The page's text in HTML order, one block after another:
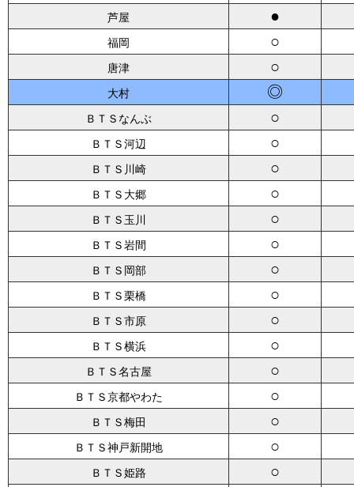
芦屋 ●
福岡 ○
唐津 ○
大村 ◎
ＢＴＳなんぶ ○
ＢＴＳ河辺 ○
ＢＴＳ川崎 ○
ＢＴＳ大郷 ○
ＢＴＳ玉川 ○
ＢＴＳ岩間 ○
ＢＴＳ岡部 ○
ＢＴＳ栗橋 ○
ＢＴＳ市原 ○
ＢＴＳ横浜 ○
ＢＴＳ名古屋 ○
ＢＴＳ京都やわた ○
ＢＴＳ梅田 ○
ＢＴＳ神戸新開地 ○
ＢＴＳ姫路 ○